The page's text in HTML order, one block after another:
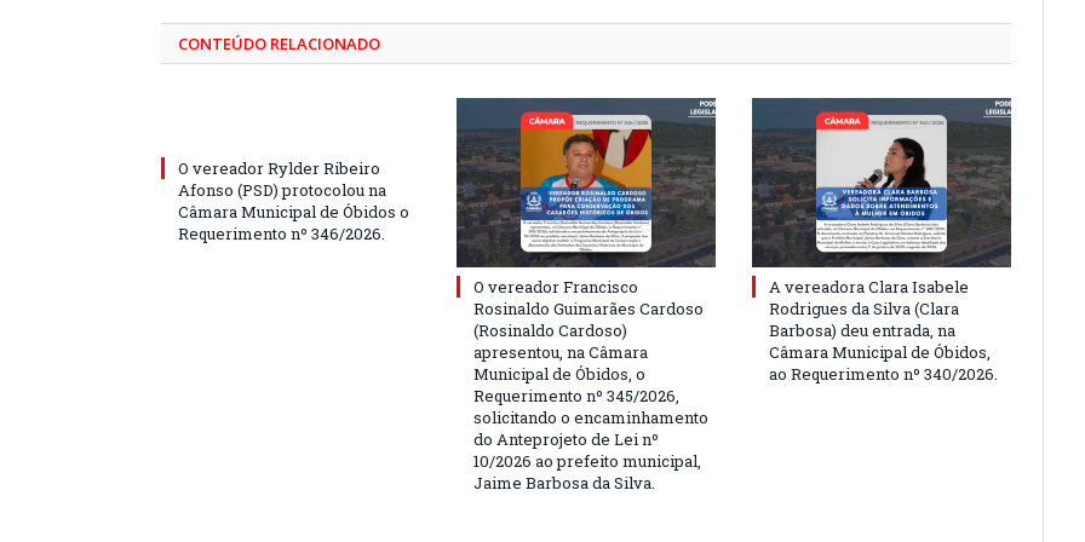
CONTEÚDO RELACIONADO
O vereador Rylder Ribeiro
Afonso (PSD) protocolou na
Câmara Municipal de Óbidos o
Requerimento nº 346/2026.
O vereador Francisco
Rosinaldo Guimarães Cardoso
(Rosinaldo Cardoso)
apresentou, na Câmara
Municipal de Óbidos, o
Requerimento nº 345/2026,
solicitando o encaminhamento
do Anteprojeto de Lei nº
10/2026 ao prefeito municipal,
Jaime Barbosa da Silva.
A vereadora Clara Isabele
Rodrigues da Silva (Clara
Barbosa) deu entrada, na
Câmara Municipal de Óbidos,
ao Requerimento nº 340/2026.